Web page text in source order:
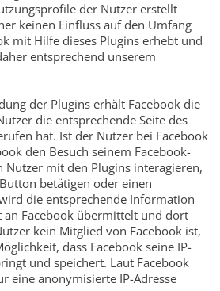
der Nutzer erstellt
keinen Einfluss auf den Umfang
mit Hilfe dieses Plugins erhebt und
entsprechend unserem
der Plugins erhält Facebook die
die entsprechende Seite des
hat. Ist der Nutzer bei Facebook
den Besuch seinem Facebook-
Nutzer mit den Plugins interagieren,
betätigen oder einen
die entsprechende Information
Facebook übermittelt und dort
kein Mitglied von Facebook ist,
dass Facebook seine IP-
und speichert. Laut Facebook
eine anonymisierte IP-Adresse